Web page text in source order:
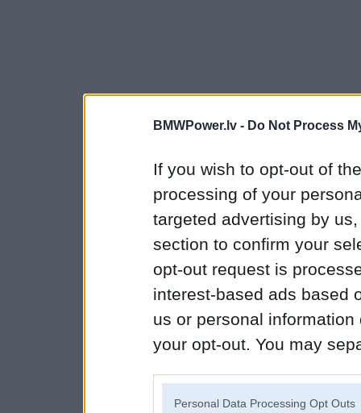
BMWPower.lv - Do Not Process
If you wish to opt-out of
processing of your
targeted advertising by
section to confirm your
opt-out request is
interest-based ads based
us or personal
your opt-out. You may
Personal Data Processing Opt Outs